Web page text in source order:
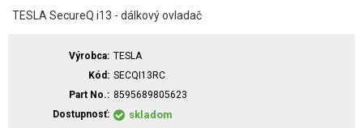
TESLA SecureQ i13 - dálkový ovladač
Výrobca TESLA
Kód
SECQI13RC
Part No.
8595689805623
Dostupnosť
skladom